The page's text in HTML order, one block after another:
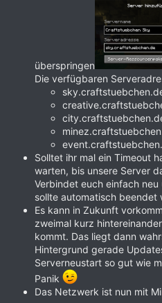
überspringen
Die verfügbaren
Solltet ihr mal ein Timeout
warten, bis unsere Server
Verbindet euch einfach
sollte automatisch beendet
Es kann in Zukunft
zweimal kurz
kommt. Das liegt dann
Hintergrund gerade
Serverneustart so gut wie
Panik
Das Netzwerk ist nun mit